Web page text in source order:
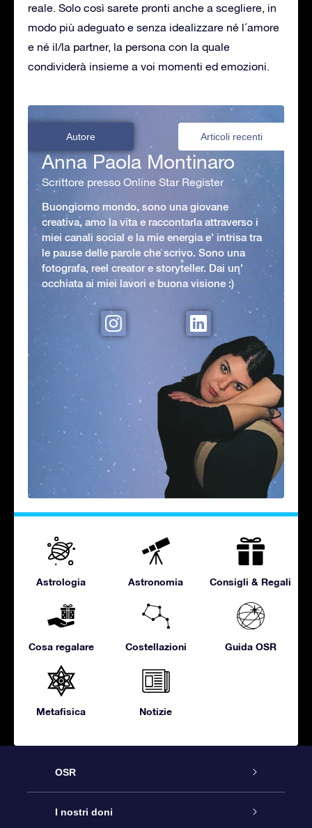
reale. Solo così sarete pronti anche a scegliere, in
modo più adeguato e senza idealizzare né l´amore
e né il/la partner, la persona con la quale
condividerà insieme a voi momenti ed emozioni.
Autore Articoli recenti
Anna Paola Montinaro
Scrittore presso Online Star Register
Buongiorno mondo, sono una giovane
creativa, amo la vita e raccontarla attraverso i
miei canali social e la mie energia e' intrisa tra
le pause delle parole che scrivo. Sono una
fotografa, reel creator e storyteller. Dai un'
occhiata ai miei lavori e buona visione :)
Astrologia Astronomia Consigli & Regali
Cosa regalare Costellazioni Guida OSR
Metafisica Notizie
OSR
Assistenza
I nostri doni